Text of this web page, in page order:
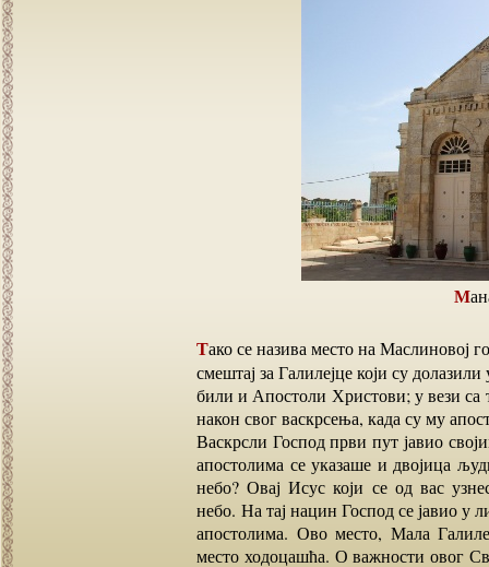
Тако се назива место на Маслиновој гори, на којем је у Јеванђелско време била гостионица и
смештај за Галилејце који су
били и Апостоли Христови; у вези са
након свог васкрсења, када су му
Васкрсли Господ први пут јавио
апостолима се указаше и двојица
небо? Овај Исус који се од вас
небо. На тај нацин Господ се јавио у
апостолима. Ово место, Мала
место ходоцашћа. О важности овог